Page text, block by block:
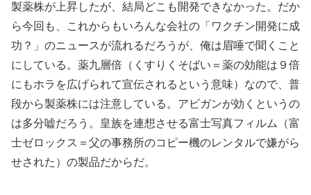
製薬株が上昇したが、結局どこも開発できなかった。だか
ら今回も、これからもいろんな会社の「ワクチン開発に成
功？」のニュースが流れるだろうが、俺は眉唾で聞くこと
にしている。薬九層倍（くすりくそばい＝薬の効能は９倍
にもホラを広げられて宣伝されるという意味）なので、普
段から製薬株には注意している。アビガンが効くというの
は多分嘘だろう。皇族を連想させる富士写真フィルム（富
士ゼロックス＝父の事務所のコピー機のレンタルで嫌がら
せされた）の製品だからだ。